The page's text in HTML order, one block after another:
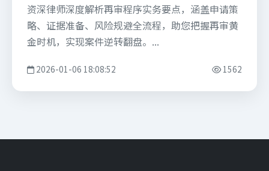
资深律师深度解析再审程序实务要点，涵盖申请策
略、证据准备、风险规避全流程，助您把握再审黄
金时机，实现案件逆转翻盘。...
2026-01-06 18:08:52 1562